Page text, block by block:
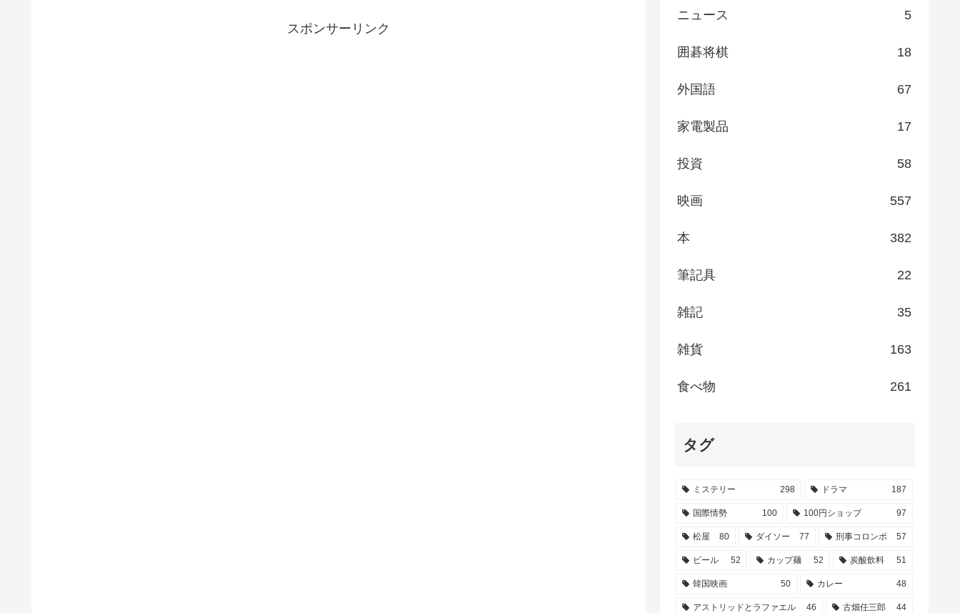
スポンサーリンク
ニュース 5
囲碁将棋 18
外国語 67
家電製品 17
投資 58
映画 557
本 382
筆記具 22
雑記 35
雑貨 163
食べ物 261
タグ
ミステリー 298 ドラマ 187
国際情勢 100 100円ショップ 97
松屋 80 ダイソー 77 刑事コロンボ 57
ビール 52 カップ麺 52 炭酸飲料 51
韓国映画 50 カレー 48
アストリッドとラファエル 46 古畑任三郎 44